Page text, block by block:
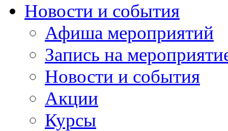
Новости и события
Афиша мероприятий
Запись на
Новости и события
Акции
Курсы